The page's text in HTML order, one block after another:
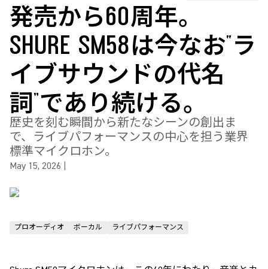
発売から60周年。
SHURE SM58は今なお“ラ
イブサウンドの代名
詞”であり続ける。
歴史を刻む瞬間から新たなシーンの創出ま
で、ライブパフォーマンスの中心を担う業界
標準マイクロホン。
May 15, 2026
プロオーディオ ボーカル ライブパフォーマンス